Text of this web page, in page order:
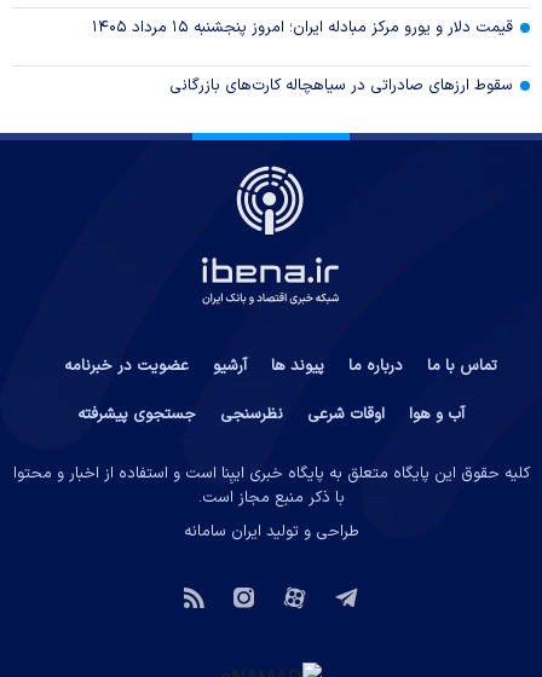
قیمت دلار و یورو مرکز مبادله ایران؛ امروز پنجشنبه ۱۵ مرداد ۱۴۰۵
سقوط ارزهای صادراتی در سیاهچاله کارت‌های بازرگانی
تماس با ما درباره ما پیوند ها آرشیو
عضویت در خبرنامه
آب و هوا
اوقات شرعی نظرسنجی جستجوی پیشرفته
کلیه حقوق این پایگاه متعلق به پایگاه خبری ایبِنا است و استفاده از اخبار و محتوا
با ذکر منبع مجاز است.
طراحی و تولید ایران سامانه